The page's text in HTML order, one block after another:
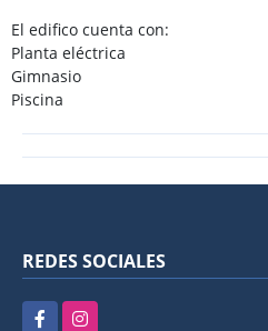
El edifico cuenta con:
Planta eléctrica
Gimnasio
Piscina
REDES SOCIALES
FacebookInstagram